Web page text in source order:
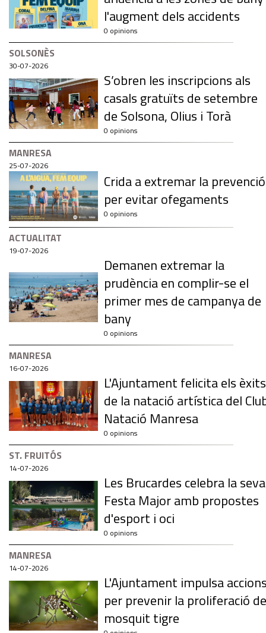
l'augment dels accidents
0 opinions
SOLSONÈS
30-07-2026
S’obren les inscripcions als
casals gratuïts de setembre
de Solsona, Olius i Torà
0 opinions
MANRESA
25-07-2026
Crida a extremar la prevenció
per evitar ofegaments
0 opinions
ACTUALITAT
19-07-2026
Demanen extremar la
prudència en complir-se el
primer mes de campanya de
bany
0 opinions
MANRESA
16-07-2026
L'Ajuntament felicita els èxits
de la natació artística del
Natació Manresa
0 opinions
ST. FRUITÓS
14-07-2026
Les Brucardes celebra la seva
Festa Major amb propostes
d'esport i oci
0 opinions
MANRESA
14-07-2026
L'Ajuntament impulsa
per prevenir la proliferació
mosquit tigre